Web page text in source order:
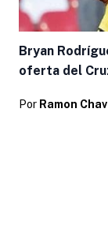
Bryan
oferta del
Por Ramon